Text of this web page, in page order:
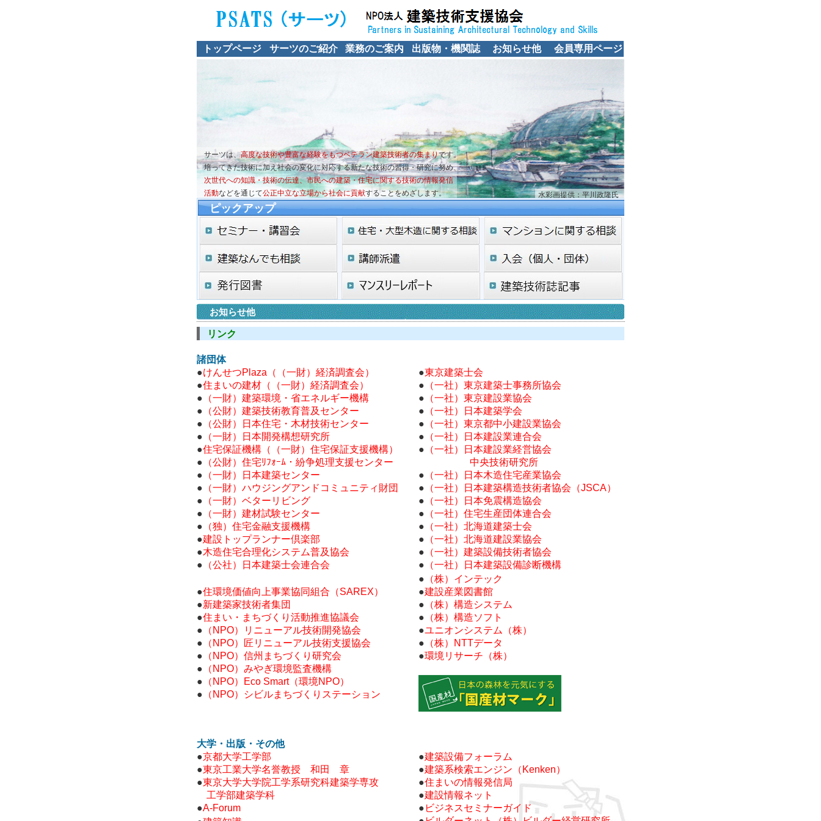
お知らせ他
リンク
諸団体
●けんせつPlaza（（一財）経済調査会）
●住まいの建材（（一財）経済調査会）
● （一財）建築環境・省エネルギー機構
● （公財）建築技術教育普及センター
● （公財）日本住宅・木材技術センター
● （一財）日本開発構想研究所
●住宅保証機構（（一財）住宅保証支援機構）
● （公財）住宅ﾘﾌｫｰﾑ・紛争処理支援センター
● （一財）日本建築センター
● （一財）ハウジングアンドコミュニティ財団
● （一財）ベターリビング
● （一財）建材試験センター
● （独）住宅金融支援機構
●建設トップランナー倶楽部
●木造住宅合理化システム普及協会
● （公社）日本建築士会連合会
●住環境価値向上事業協同組合（SAREX）
●新建築家技術者集団
●住まい・まちづくり活動推進協議会
● （NPO）リニューアル技術開発協会
● （NPO）匠リニューアル技術支援協会
● （NPO）信州まちづくり研究会
● （NPO）みやぎ環境監査機構
● （NPO）Eco Smart（環境NPO）
● （NPO）シビルまちづくりステーション
●東京建築士会
● （一社）東京建築士事務所協会
● （一社）東京建設業協会
● （一社）日本建築学会
● （一社）東京都中小建設業協会
● （一社）日本建設業連合会
● （一社）日本建設業経営協会
中央技術研究所
● （一社）日本木造住宅産業協会
● （一社）日本建築構造技術者協会（JSCA）
● （一社）日本免震構造協会
● （一社）住宅生産団体連合会
● （一社）北海道建築士会
● （一社）北海道建設業協会
● （一社）建築設備技術者協会
● （一社）日本建築設備診断機構
● （株）インテック
●建設産業図書館
● （株）構造システム
● （株）構造ソフト
●ユニオンシステム（株）
● （株）NTTデータ
●環境リサーチ（株）
大学・出版・その他
●京都大学工学部
●東京工業大学名誉教授 和田 章
●東京大学大学院工学系研究科建築学専攻
工学部建築学科
●A-Forum
●建築設備フォーラム
●建築系検索エンジン（Kenken）
●住まいの情報発信局
●建設情報ネット
● ビジネスセミナーガイド